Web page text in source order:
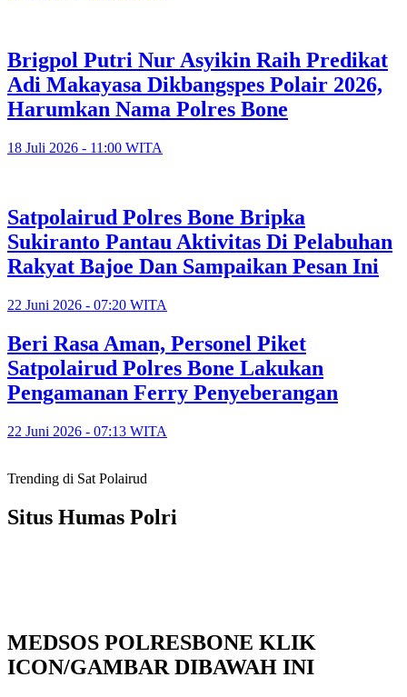
Brigpol Putri Nur Asyikin Raih Predikat
Adi Makayasa Dikbangspes Polair 2026,
Harumkan Nama Polres Bone
18 Juli 2026 - 11:00 WITA
Satpolairud Polres Bone Bripka
Sukiranto Pantau Aktivitas Di Pelabuhan
Rakyat Bajoe Dan Sampaikan Pesan Ini
22 Juni 2026 - 07:20 WITA
Beri Rasa Aman, Personel Piket
Satpolairud Polres Bone Lakukan
Pengamanan Ferry Penyeberangan
22 Juni 2026 - 07:13 WITA
Trending di Sat Polairud
Situs Humas Polri
MEDSOS POLRESBONE KLIK
ICON/GAMBAR DIBAWAH INI